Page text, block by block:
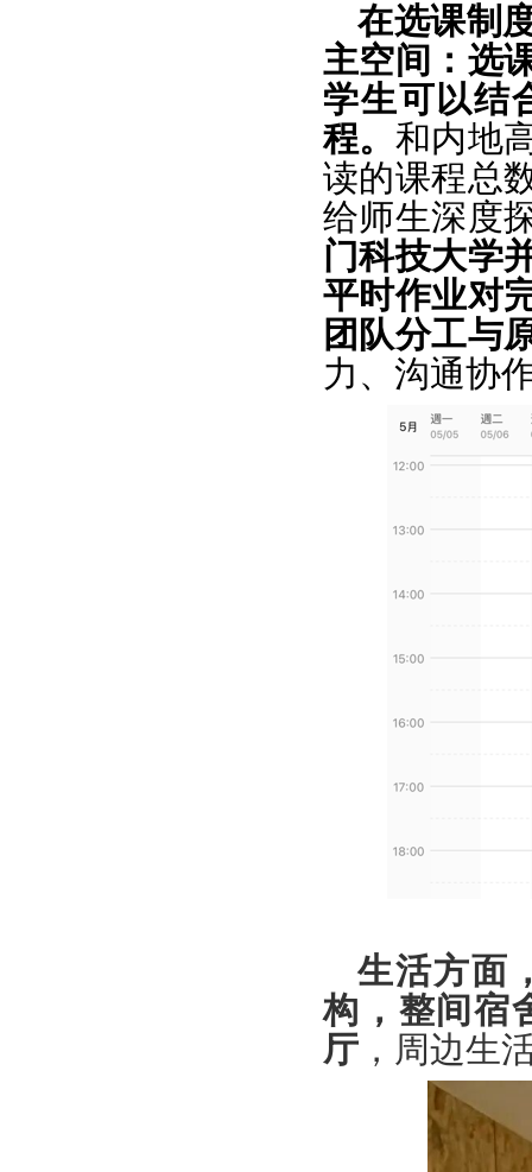
在选课制
主空间： 选
学生可以结
程。 和内地
读的课程总
给师生深度
门科技大学
平时作业对
团队分工与
力、沟通协
生活方面
构，整间宿
厅 ，周边生